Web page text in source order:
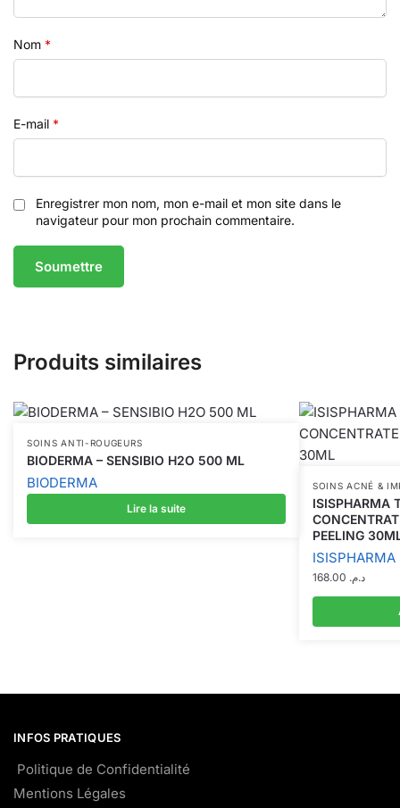
Nom *
E-mail *
Enregistrer mon nom, mon e-mail et mon site dans le
navigateur pour mon prochain commentaire.
Produits similaires
SOINS ANTI-ROUGEURS
BIODERMA – SENSIBIO H2O 500 ML
BIODERMA
Lire la suite
SOINS ACNÉ &
ISISPHARMA
PEELING
ISISPHARMA
د.م.
INFOS PRATIQUES
Politique de Confidentialité
Mentions Légales